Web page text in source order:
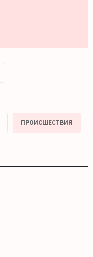
ПРОИСШЕСТВИЯ